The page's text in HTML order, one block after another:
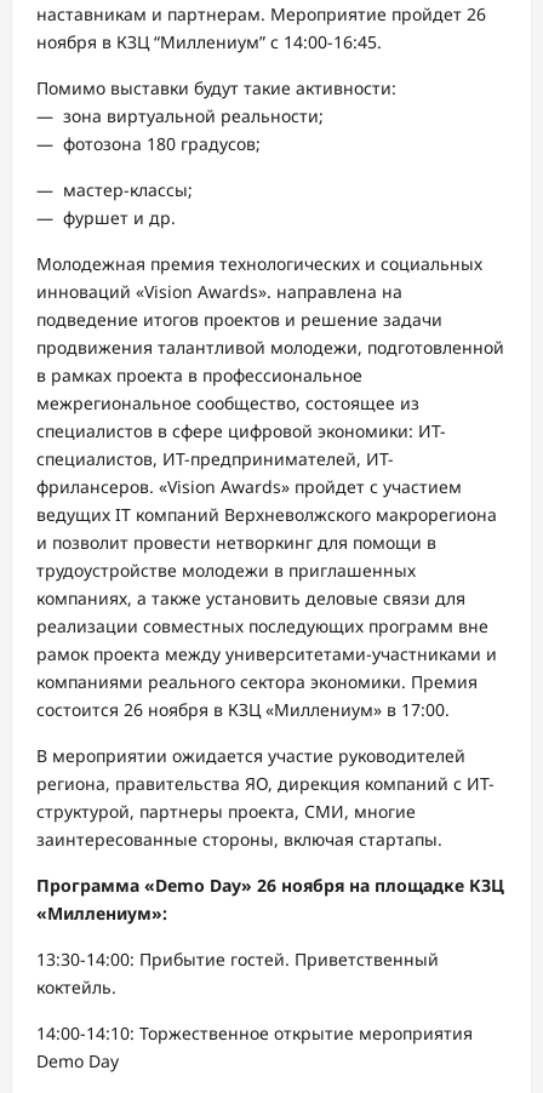
наставникам и партнерам. Мероприятие пройдет 26
ноября в КЗЦ “Миллениум” с 14:00-16:45.
Помимо выставки будут такие активности:
— зона виртуальной реальности;
— фотозона 180 градусов;
— мастер-классы;
— фуршет и др.
Молодежная премия технологических и социальных
инноваций «Vision Awards». направлена на
подведение итогов проектов и решение задачи
продвижения талантливой молодежи, подготовленной
в рамках проекта в профессиональное
межрегиональное сообщество, состоящее из
специалистов в сфере цифровой экономики: ИТ-
специалистов, ИТ-предпринимателей, ИТ-
фрилансеров. «Vision Awards» пройдет с участием
ведущих IT компаний Верхневолжского макрорегиона
и позволит провести нетворкинг для помощи в
трудоустройстве молодежи в приглашенных
компаниях, а также установить деловые связи для
реализации совместных последующих программ вне
рамок проекта между университетами-участниками и
компаниями реального сектора экономики. Премия
состоится 26 ноября в КЗЦ «Миллениум» в 17:00.
В мероприятии ожидается участие руководителей
региона, правительства ЯО, дирекция компаний с ИТ-
структурой, партнеры проекта, СМИ, многие
заинтересованные стороны, включая стартапы.
Программа «Demo Day» 26 ноября на площадке КЗЦ
«Миллениум»:
13:30-14:00: Прибытие гостей. Приветственный
коктейль.
14:00-14:10: Торжественное открытие мероприятия
Demo Day